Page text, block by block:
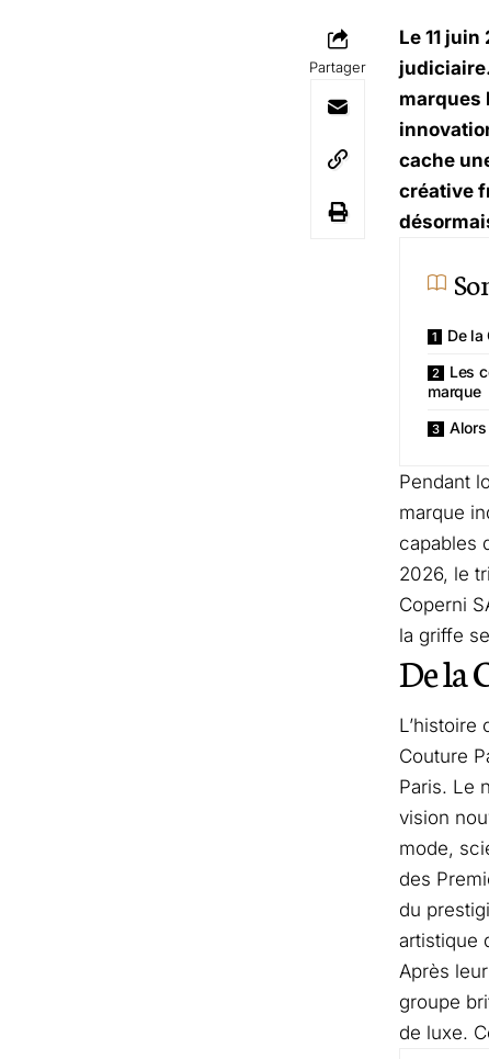
Partager
Le 11
marques
cache
créative
De la
Les
marque
Pendant
marque
capables
2026, le
Coperni
la griffe
De la
L’histoire
Couture
Paris. Le
vision
mode,
des
du
artistique
Après
groupe
de luxe.